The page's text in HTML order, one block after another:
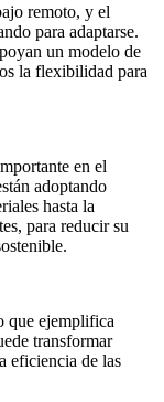
remoto, y el
para adaptarse.
un modelo de
la flexibilidad para
en el
adoptando
hasta la
para reducir su
que ejemplifica
transformar
eficiencia de las